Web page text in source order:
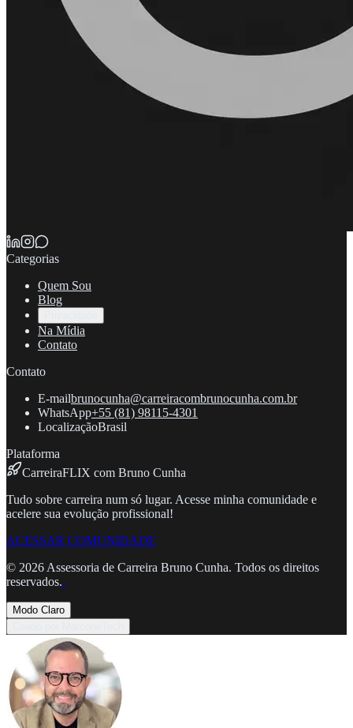
Categorias
Quem Sou
Blog
Na Mídia
Contato
Contato
E-mailbrunocunha@carreiracombrunocunha.com.br
WhatsApp+55 (81) 98115-4301
LocalizaçãoBrasil
Plataforma
CarreiraFLIX com Bruno Cunha
Tudo sobre carreira num só lugar. Acesse minha comunidade e
acelere sua evolução profissional!
ACESSAR COMUNIDADE
© 2026Assessoria de Carreira Bruno Cunha. Todos os direitos
reservados..
Modo Claro